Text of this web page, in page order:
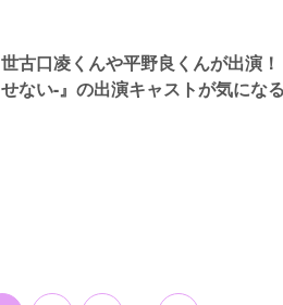
世古口凌くんや平野良くんが出演
せない-』の出演キャストが気にな